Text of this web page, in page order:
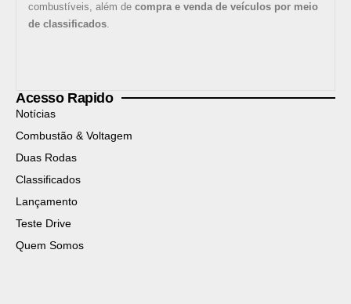
combustíveis, além de compra e venda de veículos por meio
de classificados.
Acesso Rapido
Notícias
Combustão & Voltagem
Duas Rodas
Classificados
Lançamento
Teste Drive
Quem Somos